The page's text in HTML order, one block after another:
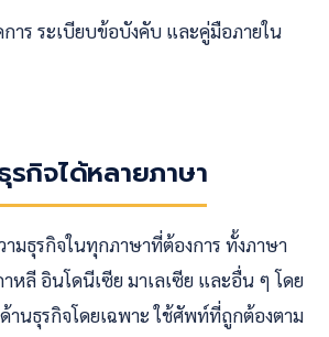
าร ระเบียบข้อบังคับ และคู่มือภายใน
กิจได้หลายภาษา
มธุรกิจในทุกภาษาที่ต้องการ ทั้งภาษา
หลี อินโดนีเซีย มาเลเซีย และอื่น ๆ โดย
นธุรกิจโดยเฉพาะ ใช้ศัพท์ที่ถูกต้องตาม